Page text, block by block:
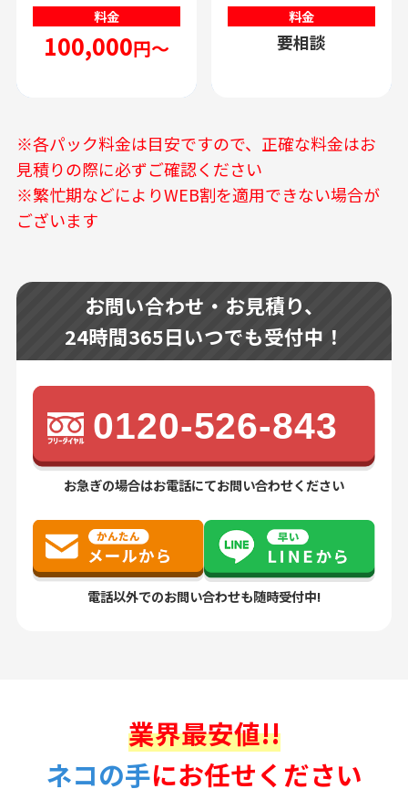
料金
100,000円～
料金
要相談
※各パック料金は目安ですので、正確な料金はお
見積りの際に必ずご確認ください
※繁忙期などによりWEB割を適用できない場合が
ございます
お問い合わせ・お見積り、
24時間365日いつでも受付中！
0120-526-843
お急ぎの場合はお電話にてお問い合わせください
電話以外でのお問い合わせも随時受付中!
業界最安値!!
ネコの手にお任せください